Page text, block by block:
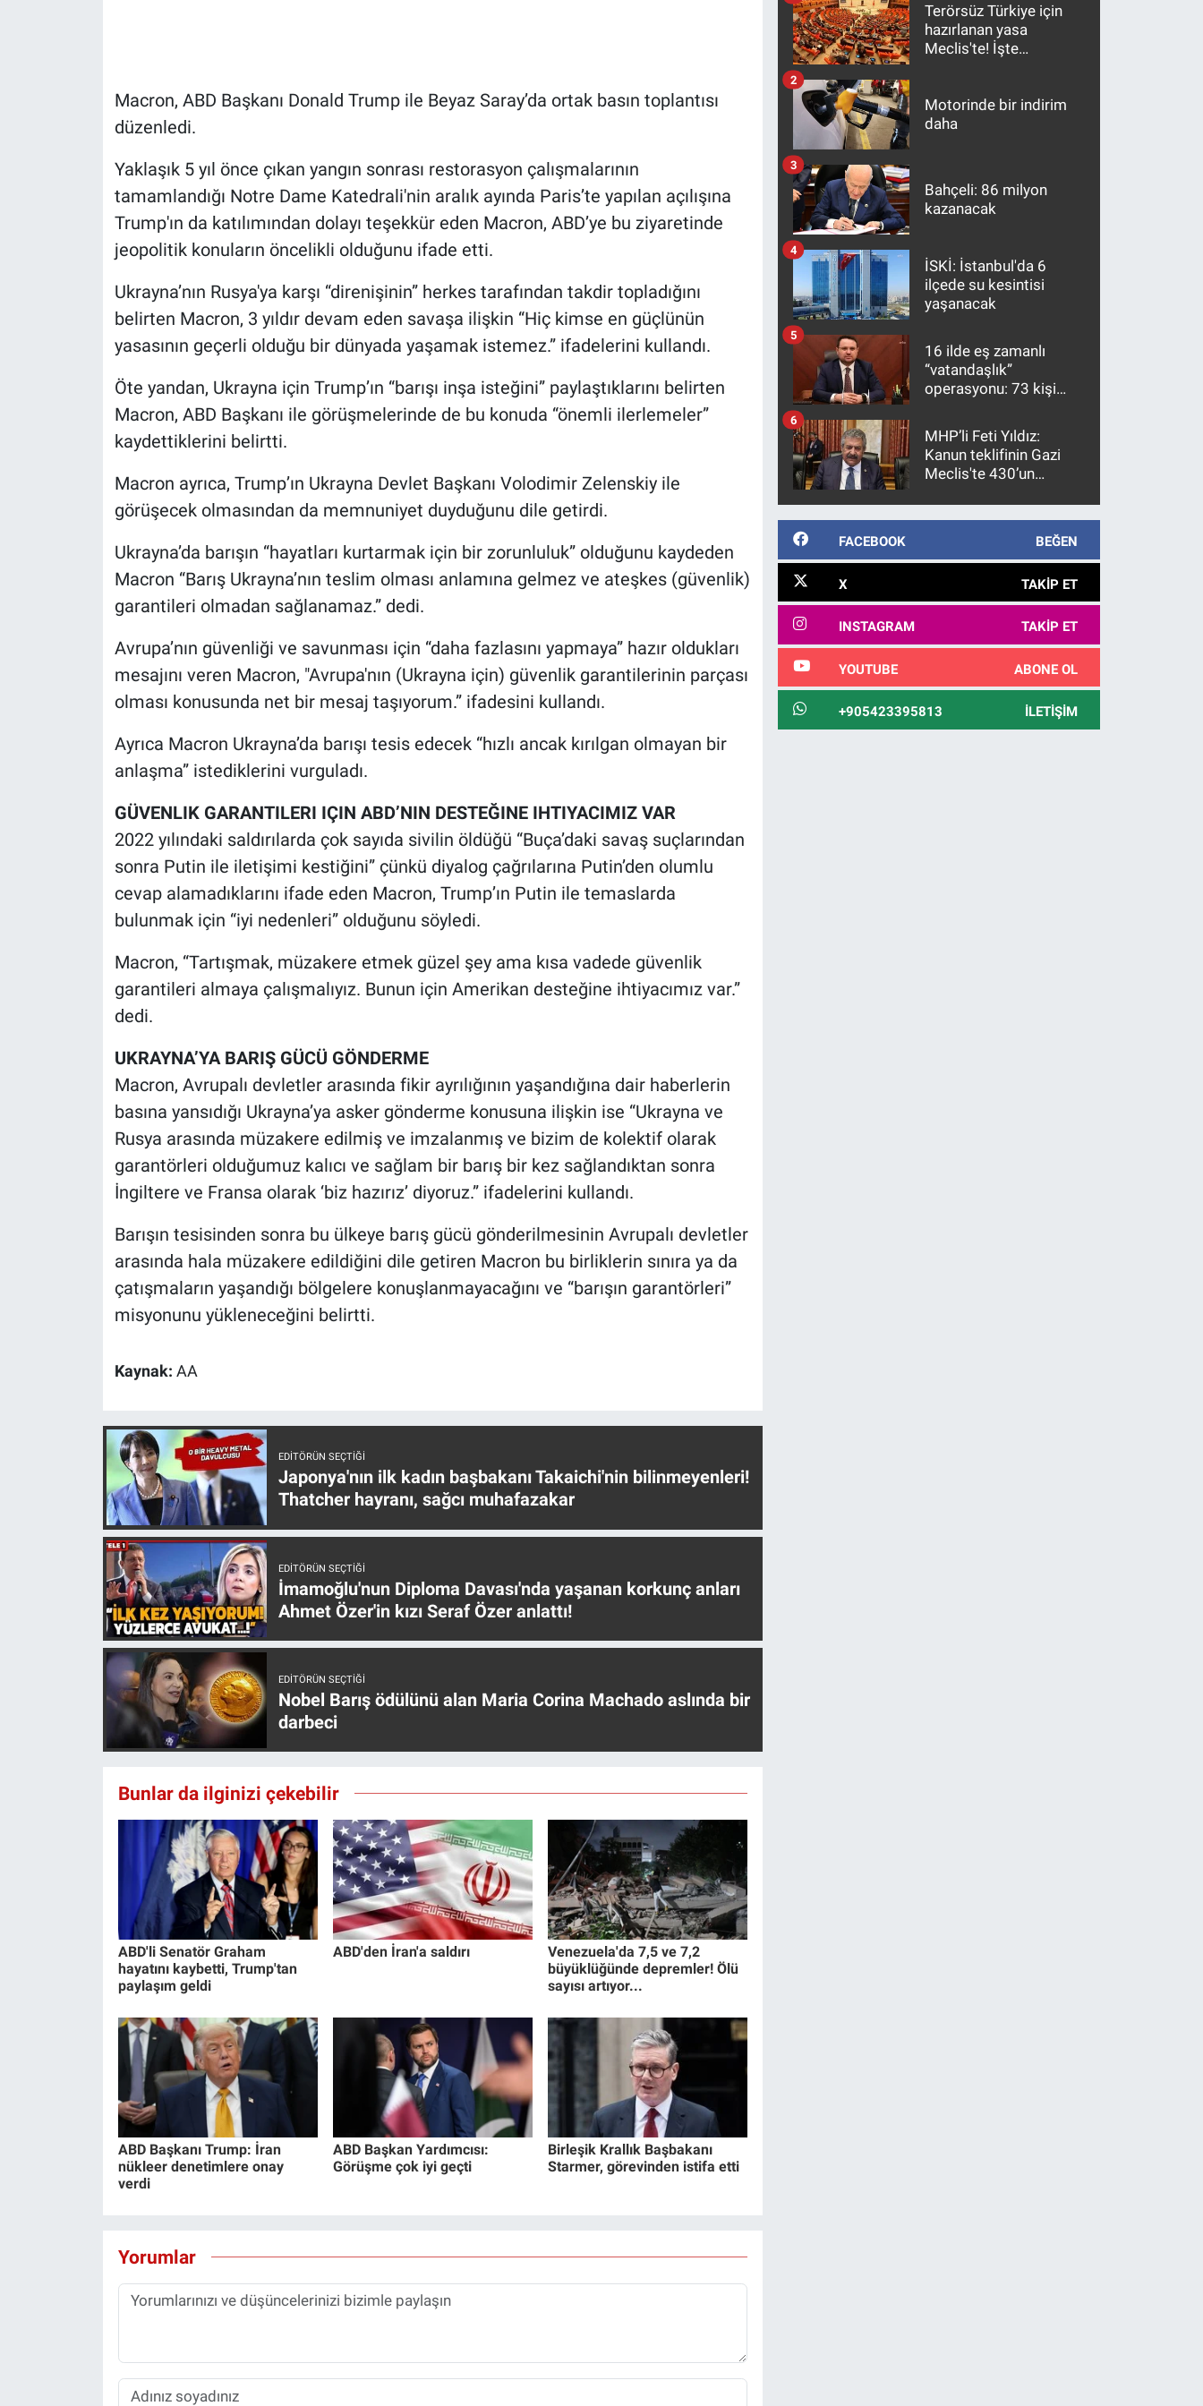
Macron, ABD Başkanı Donald Trump ile Beyaz Saray’da ortak basın toplantısı
düzenledi.
Yaklaşık 5 yıl önce çıkan yangın sonrası restorasyon çalışmalarının
tamamlandığı Notre Dame Katedrali'nin aralık ayında Paris’te yapılan açılışına
Trump'ın da katılımından dolayı teşekkür eden Macron, ABD’ye bu ziyaretinde
jeopolitik konuların öncelikli olduğunu ifade etti.
Ukrayna’nın Rusya'ya karşı “direnişinin” herkes tarafından takdir topladığını
belirten Macron, 3 yıldır devam eden savaşa ilişkin “Hiç kimse en güçlünün
yasasının geçerli olduğu bir dünyada yaşamak istemez.” ifadelerini kullandı.
Öte yandan, Ukrayna için Trump’ın “barışı inşa isteğini” paylaştıklarını belirten
Macron, ABD Başkanı ile görüşmelerinde de bu konuda “önemli ilerlemeler”
kaydettiklerini belirtti.
Macron ayrıca, Trump’ın Ukrayna Devlet Başkanı Volodimir Zelenskiy ile
görüşecek olmasından da memnuniyet duyduğunu dile getirdi.
Ukrayna’da barışın “hayatları kurtarmak için bir zorunluluk” olduğunu kaydeden
Macron “Barış Ukrayna’nın teslim olması anlamına gelmez ve ateşkes (güvenlik)
garantileri olmadan sağlanamaz.” dedi.
Avrupa’nın güvenliği ve savunması için “daha fazlasını yapmaya” hazır oldukları
mesajını veren Macron, "Avrupa'nın (Ukrayna için) güvenlik garantilerinin parçası
olması konusunda net bir mesaj taşıyorum.” ifadesini kullandı.
Ayrıca Macron Ukrayna’da barışı tesis edecek “hızlı ancak kırılgan olmayan bir
anlaşma” istediklerini vurguladı.
GÜVENLIK GARANTILERI IÇIN ABD’NIN DESTEĞINE IHTIYACIMIZ VAR
2022 yılındaki saldırılarda çok sayıda sivilin öldüğü “Buça’daki savaş suçlarından
sonra Putin ile iletişimi kestiğini” çünkü diyalog çağrılarına Putin’den olumlu
cevap alamadıklarını ifade eden Macron, Trump’ın Putin ile temaslarda
bulunmak için “iyi nedenleri” olduğunu söyledi.
Macron, “Tartışmak, müzakere etmek güzel şey ama kısa vadede güvenlik
garantileri almaya çalışmalıyız. Bunun için Amerikan desteğine ihtiyacımız var.”
dedi.
UKRAYNA’YA BARIŞ GÜCÜ GÖNDERME
Macron, Avrupalı devletler arasında fikir ayrılığının yaşandığına dair haberlerin
basına yansıdığı Ukrayna’ya asker gönderme konusuna ilişkin ise “Ukrayna ve
Rusya arasında müzakere edilmiş ve imzalanmış ve bizim de kolektif olarak
garantörleri olduğumuz kalıcı ve sağlam bir barış bir kez sağlandıktan sonra
İngiltere ve Fransa olarak ‘biz hazırız’ diyoruz.” ifadelerini kullandı.
Barışın tesisinden sonra bu ülkeye barış gücü gönderilmesinin Avrupalı devletler
arasında hala müzakere edildiğini dile getiren Macron bu birliklerin sınıra ya da
çatışmaların yaşandığı bölgelere konuşlanmayacağını ve “barışın garantörleri”
misyonunu yükleneceğini belirtti.
Kaynak: AA
EDITÖRÜN SEÇTIĞI
Japonya'nın ilk kadın başbakanı Takaichi'nin bilinmeyenleri!
Thatcher hayranı, sağcı muhafazakar
EDITÖRÜN SEÇTIĞI
İmamoğlu'nun Diploma Davası'nda yaşanan korkunç anları
Ahmet Özer'in kızı Seraf Özer anlattı!
EDITÖRÜN SEÇTIĞI
Nobel Barış ödülünü alan Maria Corina Machado aslında bir
darbeci
Bunlar da ilginizi çekebilir
ABD'li Senatör Graham
hayatını kaybetti, Trump'tan
paylaşım geldi
ABD'den İran'a saldırı
Venezuela'da 7,5 ve 7,2
büyüklüğünde depremler! Ölü
sayısı artıyor...
ABD Başkanı Trump: İran
nükleer denetimlere onay
verdi
ABD Başkan Yardımcısı:
Görüşme çok iyi geçti
Birleşik Krallık Başbakanı
Starmer, görevinden istifa etti
Yorumlar
Terörsüz Türkiye için
hazırlanan yasa
Meclis'te! İşte
Motorinde bir indirim
daha
2
Bahçeli: 86 milyon
kazanacak
3
İSKİ: İstanbul'da 6
ilçede su kesintisi
yaşanacak
4
16 ilde eş zamanlı
“vatandaşlık”
operasyonu: 73 kişi
5
MHP’li Feti Yıldız:
Kanun teklifinin Gazi
Meclis'te 430’un
kanunlaşacağı
6
FACEBOOK BEĞEN
X TAKIP ET
INSTAGRAM TAKIP ET
YOUTUBE ABONE OL
+905423395813 İLETIŞIM
Kültür Sanat
Ne demişti
Programlar
Türkiye'nin Geleceği
Yerel Gündem
Yerel Yaşam
Canlı Yayın